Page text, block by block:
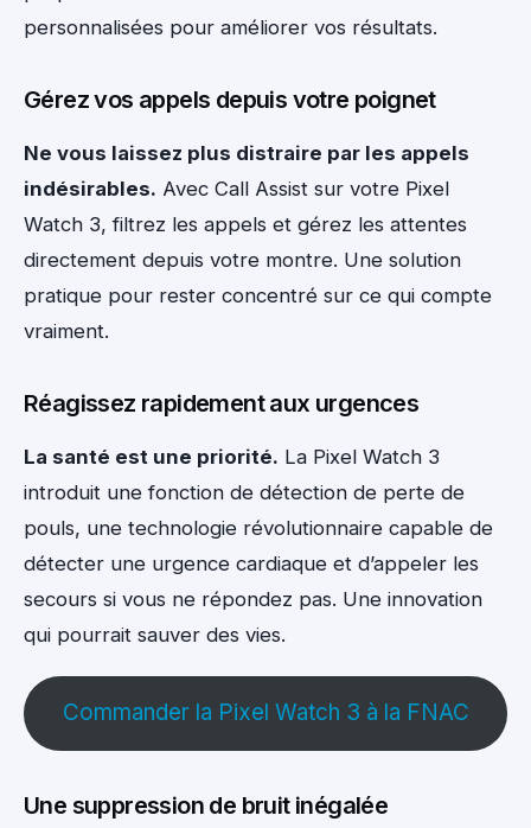
personnalisées pour améliorer vos résultats.
Gérez vos appels depuis votre poignet
Ne vous laissez plus distraire par les appels
indésirables. Avec Call Assist sur votre Pixel
Watch 3, filtrez les appels et gérez les attentes
directement depuis votre montre. Une solution
pratique pour rester concentré sur ce qui compte
vraiment.
Réagissez rapidement aux urgences
La santé est une priorité. La Pixel Watch 3
introduit une fonction de détection de perte de
pouls, une technologie révolutionnaire capable de
détecter une urgence cardiaque et d’appeler les
secours si vous ne répondez pas. Une innovation
qui pourrait sauver des vies.
Commander la Pixel Watch 3 à la FNAC
Une suppression de bruit inégalée